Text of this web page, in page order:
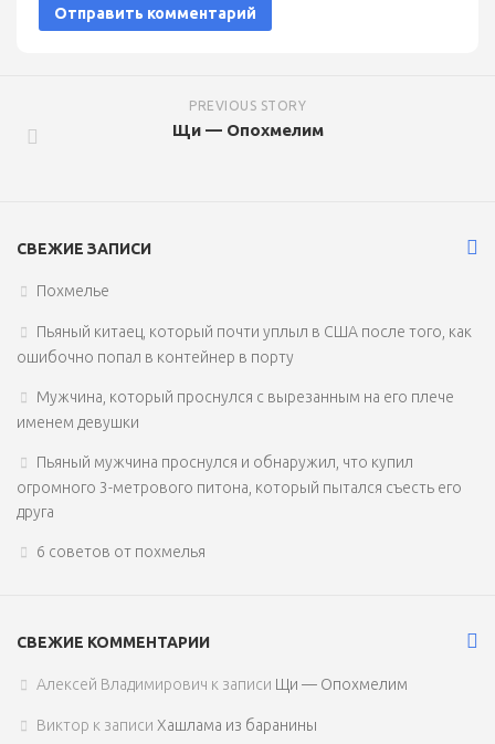
PREVIOUS STORY
Щи — Опохмелим
СВЕЖИЕ ЗАПИСИ
Похмелье
Пьяный китаец, который почти уплыл в США после того, как
ошибочно попал в контейнер в порту
Мужчина, который проснулся с вырезанным на его плече
именем девушки
Пьяный мужчина проснулся и обнаружил, что купил
огромного 3-метрового питона, который пытался съесть его
друга
6 советов от похмелья
СВЕЖИЕ КОММЕНТАРИИ
Алексей Владимирович к записи Щи — Опохмелим
Виктор к записи Хашлама из баранины